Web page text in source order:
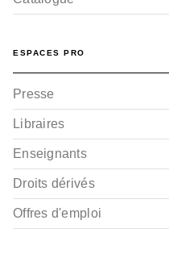
ESPACES PRO
Presse
Libraires
Enseignants
Droits dérivés
Offres d'emploi